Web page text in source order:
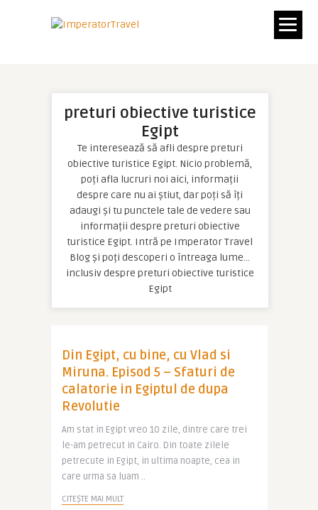
preturi obiective turistice
Egipt
Te interesează să afli despre preturi
obiective turistice Egipt. Nicio problemă,
poți afla lucruri noi aici, informații
despre care nu ai știut, dar poți să îți
adaugi și tu punctele tale de vedere sau
informații despre preturi obiective
turistice Egipt. Intră pe Imperator Travel
Blog și poți descoperi o întreaga lume…
inclusiv despre preturi obiective turistice
Egipt
Din Egipt, cu bine, cu Vlad si
Miruna. Episod 5 – Sfaturi de
calatorie in Egiptul de dupa
Revolutie
Am stat in Egipt vreo 10 zile, dintre care trei
le-am petrecut in Cairo. Din toate zilele
petrecute in Egipt, in ultima noapte, cea in
care urma sa luam ..
CITEȘTE MAI MULT